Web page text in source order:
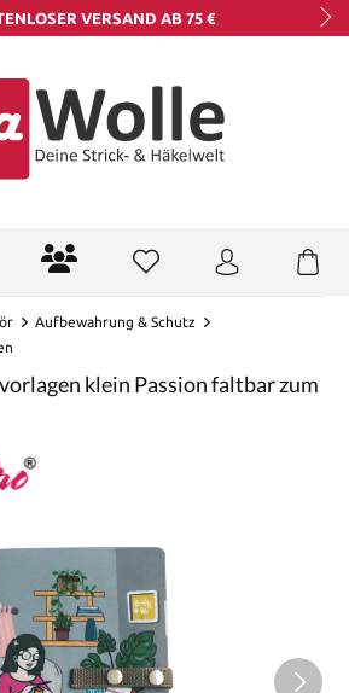
VERSAND AB 75 €
Aufbewahrung & Schutz
klein Passion faltbar zum